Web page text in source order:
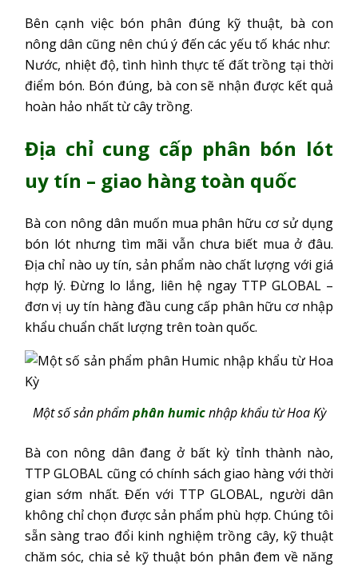
Bên cạnh việc bón phân đúng kỹ thuật, bà con
nông dân cũng nên chú ý đến các yếu tố khác như:
Nước, nhiệt độ, tình hình thực tế đất trồng tại thời
điểm bón. Bón đúng, bà con sẽ nhận được kết quả
hoàn hảo nhất từ cây trồng.
Địa chỉ cung cấp phân bón lót
uy tín – giao hàng toàn quốc
Bà con nông dân muốn mua phân hữu cơ sử dụng
bón lót nhưng tìm mãi vẫn chưa biết mua ở đâu.
Địa chỉ nào uy tín, sản phẩm nào chất lượng với giá
hợp lý. Đừng lo lắng, liên hệ ngay TTP GLOBAL –
đơn vị uy tín hàng đầu cung cấp phân hữu cơ nhập
khẩu chuẩn chất lượng trên toàn quốc.
Một số sản phẩm phân humicnhập khẩu từ Hoa Kỳ
Bà con nông dân đang ở bất kỳ tỉnh thành nào,
TTP GLOBAL cũng có chính sách giao hàng với thời
gian sớm nhất. Đến với TTP GLOBAL, người dân
không chỉ chọn được sản phẩm phù hợp. Chúng tôi
sẵn sàng trao đổi kinh nghiệm trồng cây, kỹ thuật
chăm sóc, chia sẻ kỹ thuật bón phân đem về năng